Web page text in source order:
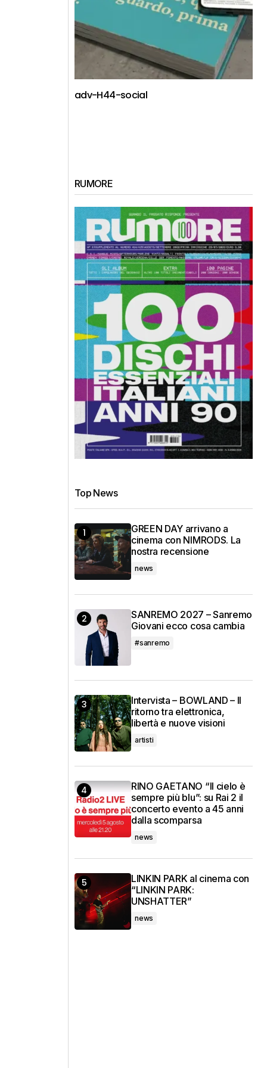
adv-H44-social
RUMORE
Top News
GREEN DAY arrivano a
cinema con NIMRODS. La
nostra recensione
news
SANREMO 2027 – Sanremo
Giovani ecco cosa cambia
#sanremo
Intervista – BOWLAND – Il
ritorno tra elettronica,
libertà e nuove visioni
artisti
RINO GAETANO “Il cielo è
sempre più blu”: su Rai 2 il
concerto evento a 45 anni
dalla scomparsa
news
LINKIN PARK al cinema con
“LINKIN PARK:
UNSHATTER”
news